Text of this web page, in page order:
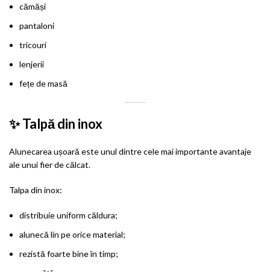
cămăși
pantaloni
tricouri
lenjerii
fețe de masă
✨ Talpă din inox
Alunecarea ușoară este unul dintre cele mai importante avantaje
ale unui fier de călcat.
Talpa din inox:
distribuie uniform căldura;
alunecă lin pe orice material;
rezistă foarte bine în timp;